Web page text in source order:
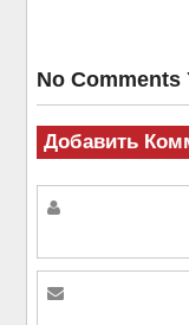
No Comments
Добавить